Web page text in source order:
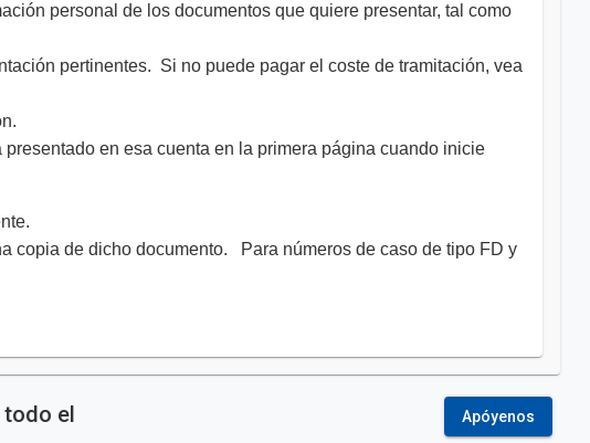
personal de los documentos que quiere presentar, tal como
pertinentes. Si no puede pagar el coste de tramitación, vea
en esa cuenta en la primera página cuando inicie
copia de dicho documento. Para números de caso de tipo FD y
el
Apóyenos